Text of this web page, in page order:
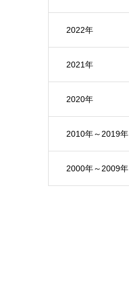
2022年
2021年
2020年
2010年～2019年
2000年～2009年